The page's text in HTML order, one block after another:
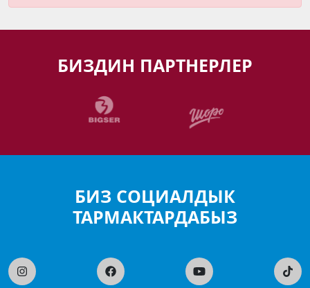
БИЗДИН ПАРТНЕРЛЕР
БИЗ СОЦИАЛДЫК
ТАРМАКТАРДАБЫЗ